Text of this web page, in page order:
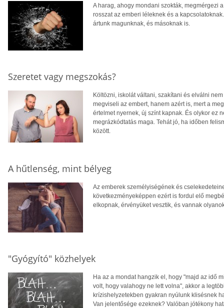
A harag, ahogy mondani szokták, megmérgezi
rosszat az emberi léleknek és a
ártunk magunknak, és másoknak is.
Szeretet vagy megszokás?
Költözni, iskolát váltani, szakítani és elválni
megviseli az embert, hanem azért is, mert a
értelmet nyernek, új színt kapnak. És olykor ez
megrázkódtatás maga. Tehát jó, ha időben
között.
A hűtlenség, mint bélyeg
Az emberek személyiségének és
következményeképpen ezért is fordul elő
elkopnak, érvényüket vesztik, és vannak
"Gyógyító" közhelyek
Ha az a mondat hangzik el, hogy "majd az idő
volt, hogy valahogy ne lett volna", akkor a
krízishelyzetekben gyakran nyúlunk klisésnek
Van jelentősége ezeknek? Valóban jótékony